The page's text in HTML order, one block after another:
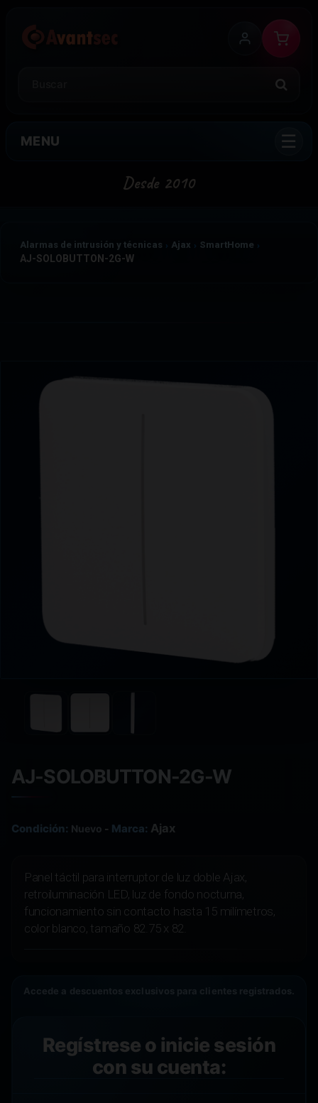
MENU
Alarmas de intrusión y técnicas Ajax SmartHome
AJ-SOLOBUTTON-2G-W
AJ-SOLOBUTTON-2G-W
Condición: Nuevo - Marca: Ajax
Panel táctil para interruptor de luz doble Ajax,
retroiluminación LED, luz de fondo nocturna,
funcionamiento sin contacto hasta 15 milímetros,
color blanco, tamaño 82.75 x 82.
Regístrese o inicie sesión
con su cuenta: